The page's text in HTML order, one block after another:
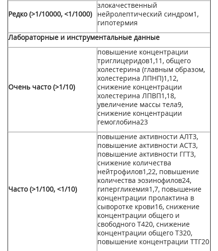
Редко (>1/10000, <1/1000)
злокачественный
нейролептический синдром1 ,
гипотермия
Лабораторные и инструментальные данные
Очень часто (>1/10)
повышение концентрации
триглицеридов1,11 , общего
холестерина (главным образом,
холестерина ЛПНП)1,12,
снижение концентрации
холестерина ЛПВП1,18,
увеличение массы тела9,
снижение концентрации
гемоглобина23
Часто (>1/100, <1/10)
повышение активности АЛТ3,
повышение активности ACT3,
повышение активности ГГТ3,
снижение количества
нейтрофилов1,22, повышение
количества эозинофилов24,
гипергликемия1,7, повышение
концентрации пролактина в
сыворотке крови16, снижение
концентрации общего и
свободного Т420, снижение
концентрации общего Т320,
повышение концентрации ТТГ20